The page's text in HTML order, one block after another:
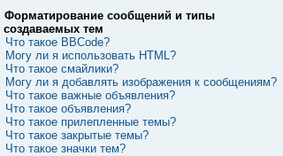
Форматирование сообщений и типы
создаваемых тем
Что такое BBCode?
Могу ли я использовать HTML?
Что такое смайлики?
Могу ли я добавлять изображения к сообщениям?
Что такое важные объявления?
Что такое объявления?
Что такое прилепленные темы?
Что такое закрытые темы?
Что такое значки тем?